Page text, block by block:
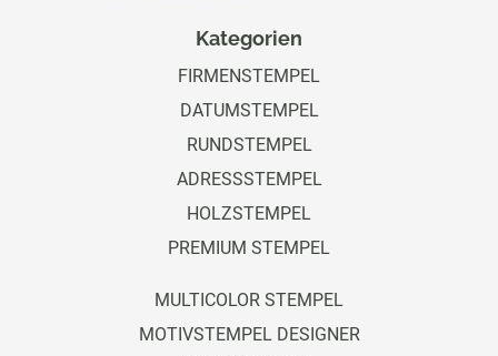
Kategorien
FIRMENSTEMPEL
DATUMSTEMPEL
RUNDSTEMPEL
ADRESSSTEMPEL
HOLZSTEMPEL
PREMIUM STEMPEL
MULTICOLOR STEMPEL
MOTIVSTEMPEL DESIGNER